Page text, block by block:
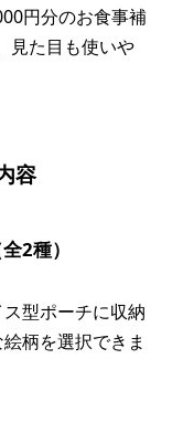
円分のお食事補
見た目も使いや
容
2種）
型ポーチに収納
柄を選択できま